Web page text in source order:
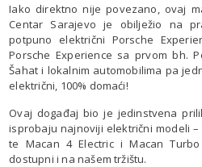
Iako direktno nije povezano, ovaj
Centar Sarajevo je obilježio na
potpuno električni Porsche
Porsche Experience sa prvom bh.
Šahat i lokalnim automobilima pa
električni, 100% domaći!
Ovaj događaj bio je jedinstvena
isprobaju najnoviji električni modeli –
te Macan 4 Electric i Macan
dostupni i na našem tržištu.